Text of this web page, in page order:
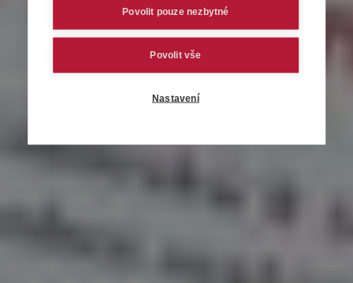
Povolit pouze nezbytné
Povolit vše
Nastavení